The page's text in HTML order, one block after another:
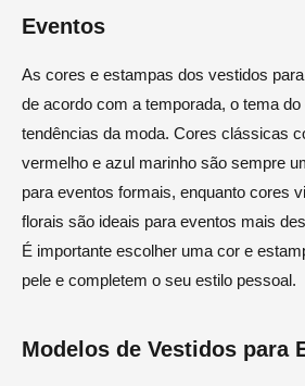
Eventos
As cores e estampas dos vestidos
de acordo com a temporada, o tema do
tendências da moda. Cores clássicas
vermelho e azul marinho são sempre
para eventos formais, enquanto cores
florais são ideais para eventos mais
É importante escolher uma cor e
pele e completem o seu estilo pessoal.
Modelos de Vestidos para